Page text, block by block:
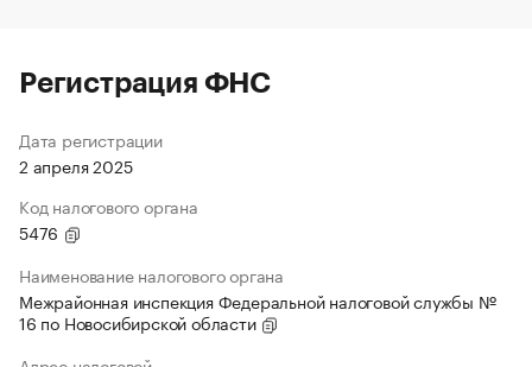
Регистрация ФНС
Дата регистрации
2 апреля 2025
Код налогового органа
5476
Наименование налогового органа
Межрайонная инспекция Федеральной налоговой службы №
16 по Новосибирской области